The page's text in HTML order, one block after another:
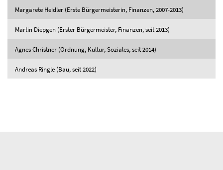
Margarete Heidler (Erste Bürgermeisterin, Finanzen, 2007-2013)
Martin Diepgen (Erster Bürgermeister, Finanzen, seit 2013)
Agnes Christner (Ordnung, Kultur, Soziales, seit 2014)
Andreas Ringle (Bau, seit 2022)